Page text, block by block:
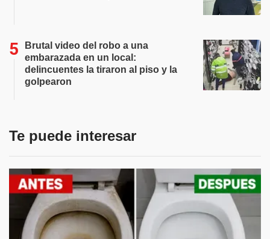
Brutal video del robo a una
embarazada en un local:
delincuentes la tiraron al piso y la
golpearon
Te puede interesar